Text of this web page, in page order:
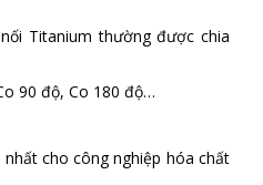
Titanium thường được chia
90 độ, Co 180 độ…
nhất cho công nghiệp hóa chất